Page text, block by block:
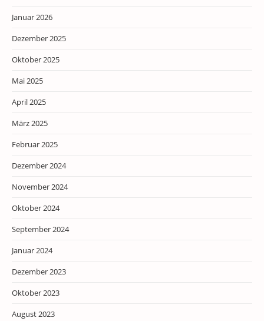
Januar 2026
Dezember 2025
Oktober 2025
Mai 2025
April 2025
März 2025
Februar 2025
Dezember 2024
November 2024
Oktober 2024
September 2024
Januar 2024
Dezember 2023
Oktober 2023
August 2023